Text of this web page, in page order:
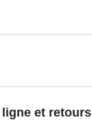
et retours